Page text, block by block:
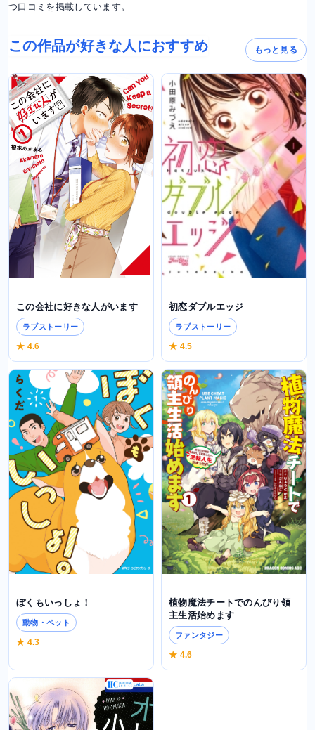
つ口コミを掲載しています。
この作品が好きな人におすすめ もっと見る
この会社に好きな人がいます
ラブストーリー
★ 4.6
初恋ダブルエッジ
ラブストーリー
★ 4.5
ぼくもいっしょ！
動物・ペット
★ 4.3
植物魔法チートでのんびり領
主生活始めます
ファンタジー
★ 4.6